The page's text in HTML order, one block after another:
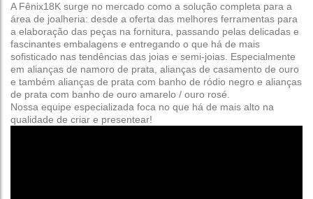
A Fênix18K surge no mercado como a solução completa para a
área de joalheria: desde a oferta das melhores ferramentas para
a elaboração das peças na fornitura, passando pelas delicadas e
fascinantes embalagens e entregando o que há de mais
sofisticado nas tendências das joias e semi-joias. Especialmente
em alianças de namoro de prata, alianças de casamento de ouro
e também alianças de prata com banho de ródio negro e alianças
de prata com banho de ouro amarelo / ouro rosé.
Nossa equipe especializada foca no que há de mais alto na
qualidade de criar e presentear!